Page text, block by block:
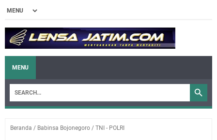
MENU
Beranda / Babinsa Bojonegoro / TNI - POLRI